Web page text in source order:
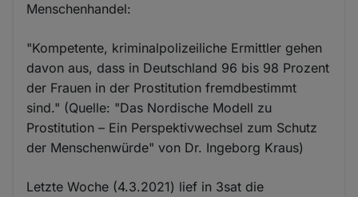
Menschenhandel:
"Kompetente, kriminalpolizeiliche Ermittler gehen
davon aus, dass in Deutschland 96 bis 98 Prozent
der Frauen in der Prostitution fremdbestimmt
sind." (Quelle: "Das Nordische Modell zu
Prostitution – Ein Perspektivwechsel zum Schutz
der Menschenwürde" von Dr. Ingeborg Kraus)
Letzte Woche (4.3.2021) lief in 3sat die